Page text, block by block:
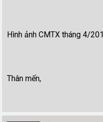
Hình ảnh CMTX tháng 4/
Thân mến,